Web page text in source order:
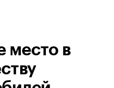
место в